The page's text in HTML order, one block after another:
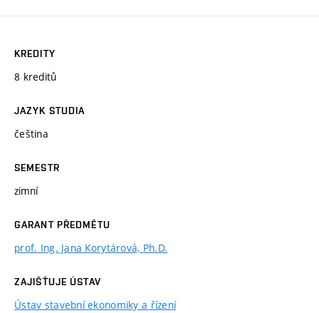
KREDITY
8 kreditů
JAZYK STUDIA
čeština
SEMESTR
zimní
GARANT PŘEDMĚTU
prof. Ing. Jana Korytárová, Ph.D.
ZAJIŠŤUJE ÚSTAV
Ústav stavební ekonomiky a řízení